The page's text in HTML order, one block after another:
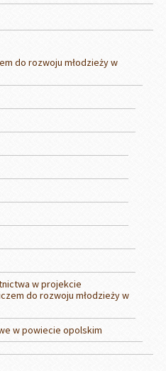
do rozwoju młodzieży w
w projekcie
do rozwoju młodzieży w
w powiecie opolskim